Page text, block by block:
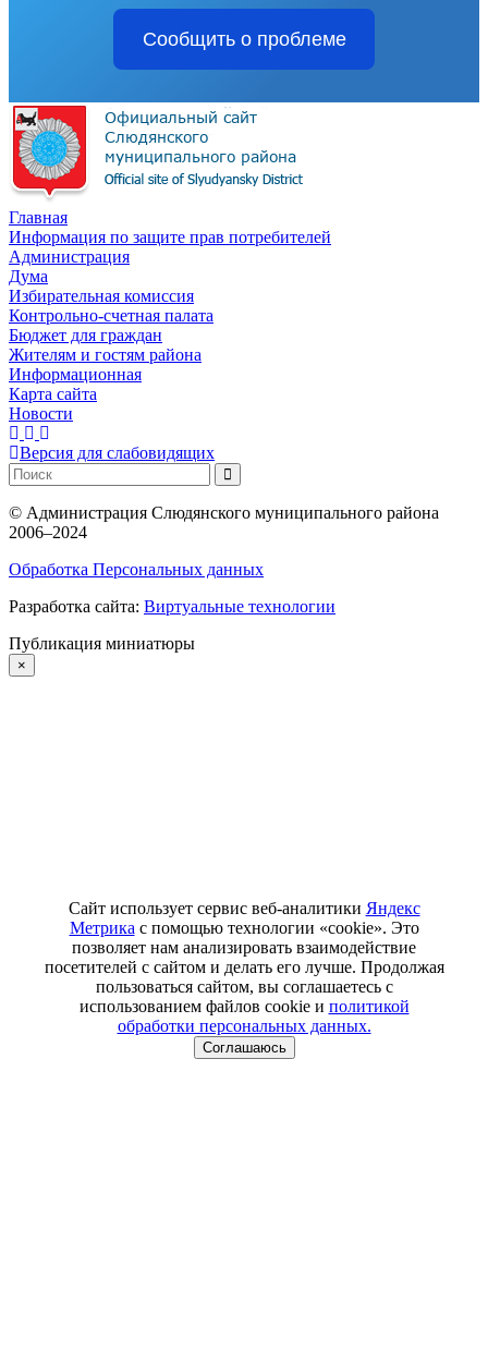
Сообщить о проблеме
Главная
Информация по защите прав потребителей
Администрация
Дума
Избирательная комиссия
Контрольно-счетная палата
Бюджет для граждан
Жителям и гостям района
Информационная
Карта сайта
Новости
Версия для слабовидящих
© Администрация Слюдянского муниципального района
2006–2024
Обработка Персональных данных
Разработка сайта: Виртуальные технологии
Публикация миниатюры
×
Сайт использует сервис веб-аналитики Яндекс
Метрика с помощью технологии «cookie». Это
позволяет нам анализировать взаимодействие
посетителей с сайтом и делать его лучше. Продолжая
пользоваться сайтом, вы соглашаетесь с
использованием файлов cookie и политикой
обработки персональных данных.
Соглашаюсь